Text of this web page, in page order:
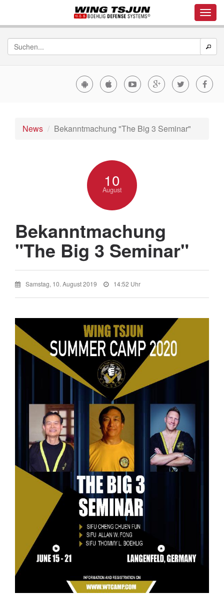
News Bekanntmachung "The Big 3 Seminar"
10
August
Bekanntmachung
"The Big 3 Seminar"
Samstag, 10. August 2019 14:52 Uhr